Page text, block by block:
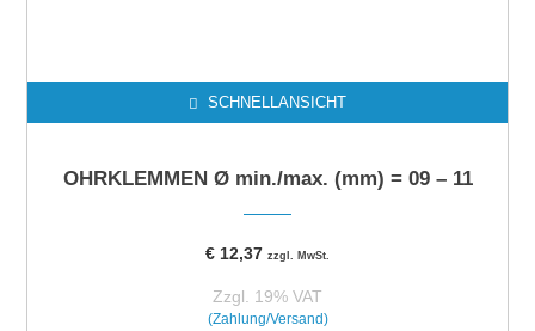
SCHNELLANSICHT
OHRKLEMMEN Ø min./max. (mm) = 09 – 11
€ 12,37 zzgl. MwSt.
Zzgl. 19% VAT
(Zahlung/Versand)